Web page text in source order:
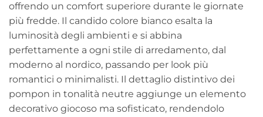
offrendo un comfort superiore durante le giornate
più fredde. Il candido colore bianco esalta la
luminosità degli ambienti e si abbina
perfettamente a ogni stile di arredamento, dal
moderno al nordico, passando per look più
romantici o minimalisti. Il dettaglio distintivo dei
pompon in tonalità neutre aggiunge un elemento
decorativo giocoso ma sofisticato, rendendolo